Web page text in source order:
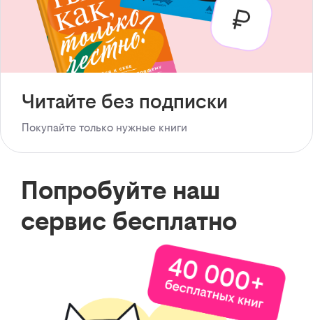
Читайте без подписки
Покупайте только нужные книги
Попробуйте наш
сервис бесплатно